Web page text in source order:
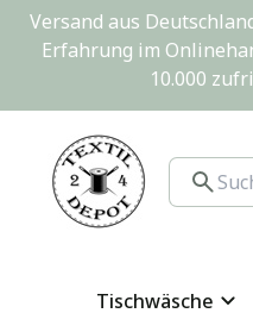
Versand aus
Erfahrung im
10.000
Tischwäsche